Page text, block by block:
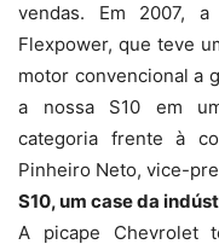
vendas. Em 2007,
Flexpower, que teve
motor convencional a
a nossa S10 em
categoria frente à
Pinheiro Neto, vice-
S10, um case da
A picape Chevrolet